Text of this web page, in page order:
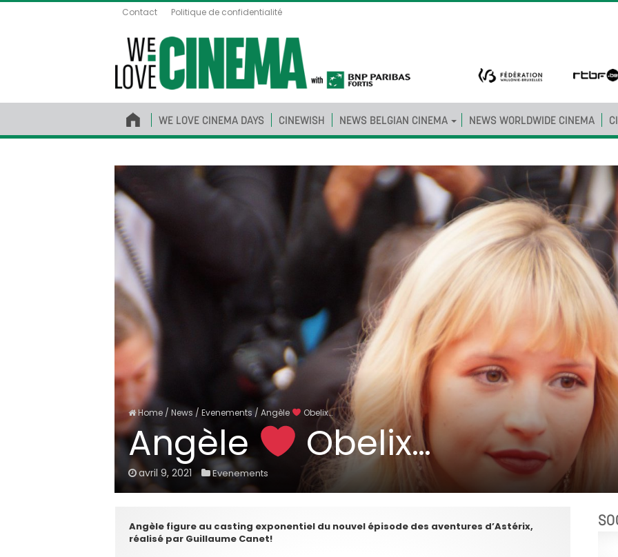
Contact Politique de confidentialité
WE LOVE CINEMA DAYS CINEWISH NEWS BELGIAN CINEMA NEWS WORLDWIDE CINEMA
Home / News / Evenements / Angèle Obelix…
Angèle Obelix…
avril 9, 2021 Evenements
Angèle figure au casting exponentiel du nouvel épisode des aventures d’Astérix,
réalisé par Guillaume Canet!